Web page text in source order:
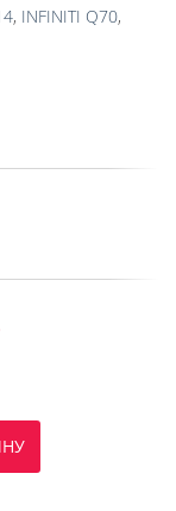
, INFINITI Q70,